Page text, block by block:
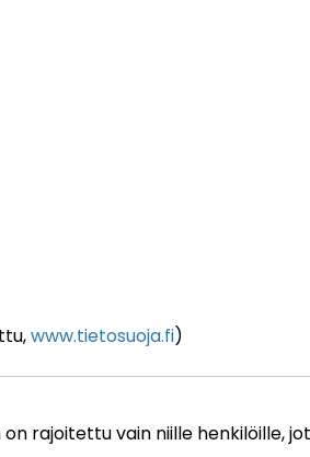
www.tietosuoja.fi)
rajoitettu vain niille henkilöille,